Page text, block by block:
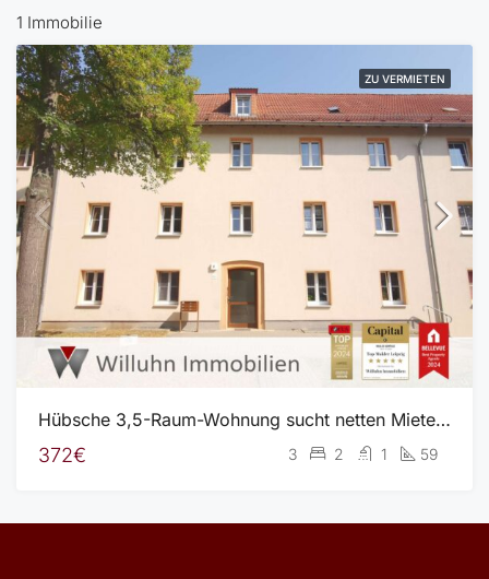
1 Immobilie
ZU VERMIETEN
Hübsche 3,5-Raum-Wohnung sucht netten Mieter – in Sanierung – bezugsfrei ab Mai 2025
372€ 3 2 1 59